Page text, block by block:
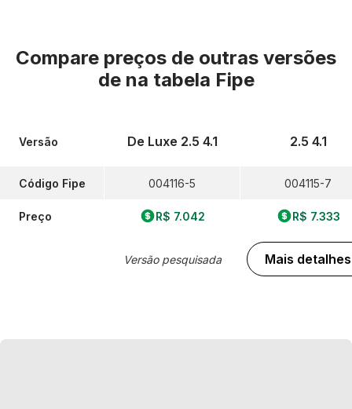
Compare preços de outras versões
de na tabela Fipe
Versão
Código Fipe
Preço
De Luxe 2.5 4.1
004116-5
R$ 7.042
Versão pesquisada
2.5 4.1
004115-7
R$ 7.333
Mais detalhes